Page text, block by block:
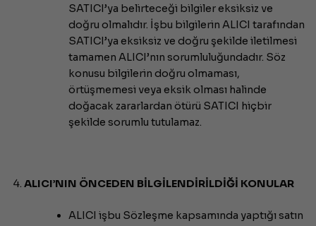
SATICI’ya belirteceği bilgiler eksiksiz ve
doğru olmalıdır. İşbu bilgilerin ALICI tarafından
SATICI’ya eksiksiz ve doğru şekilde iletilmesi
tamamen ALICI’nın sorumluluğundadır. Söz
konusu bilgilerin doğru olmaması,
örtüşmemesi veya eksik olması halinde
doğacak zararlardan ötürü SATICI hiçbir
şekilde sorumlu tutulamaz.
ALICI’NIN ÖNCEDEN BİLGİLENDİRİLDİĞİ KONULAR
ALICI işbu Sözleşme kapsamında yaptığı satın